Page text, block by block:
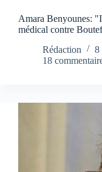
Amara Benyounes:
médical contre
Rédaction
8
18